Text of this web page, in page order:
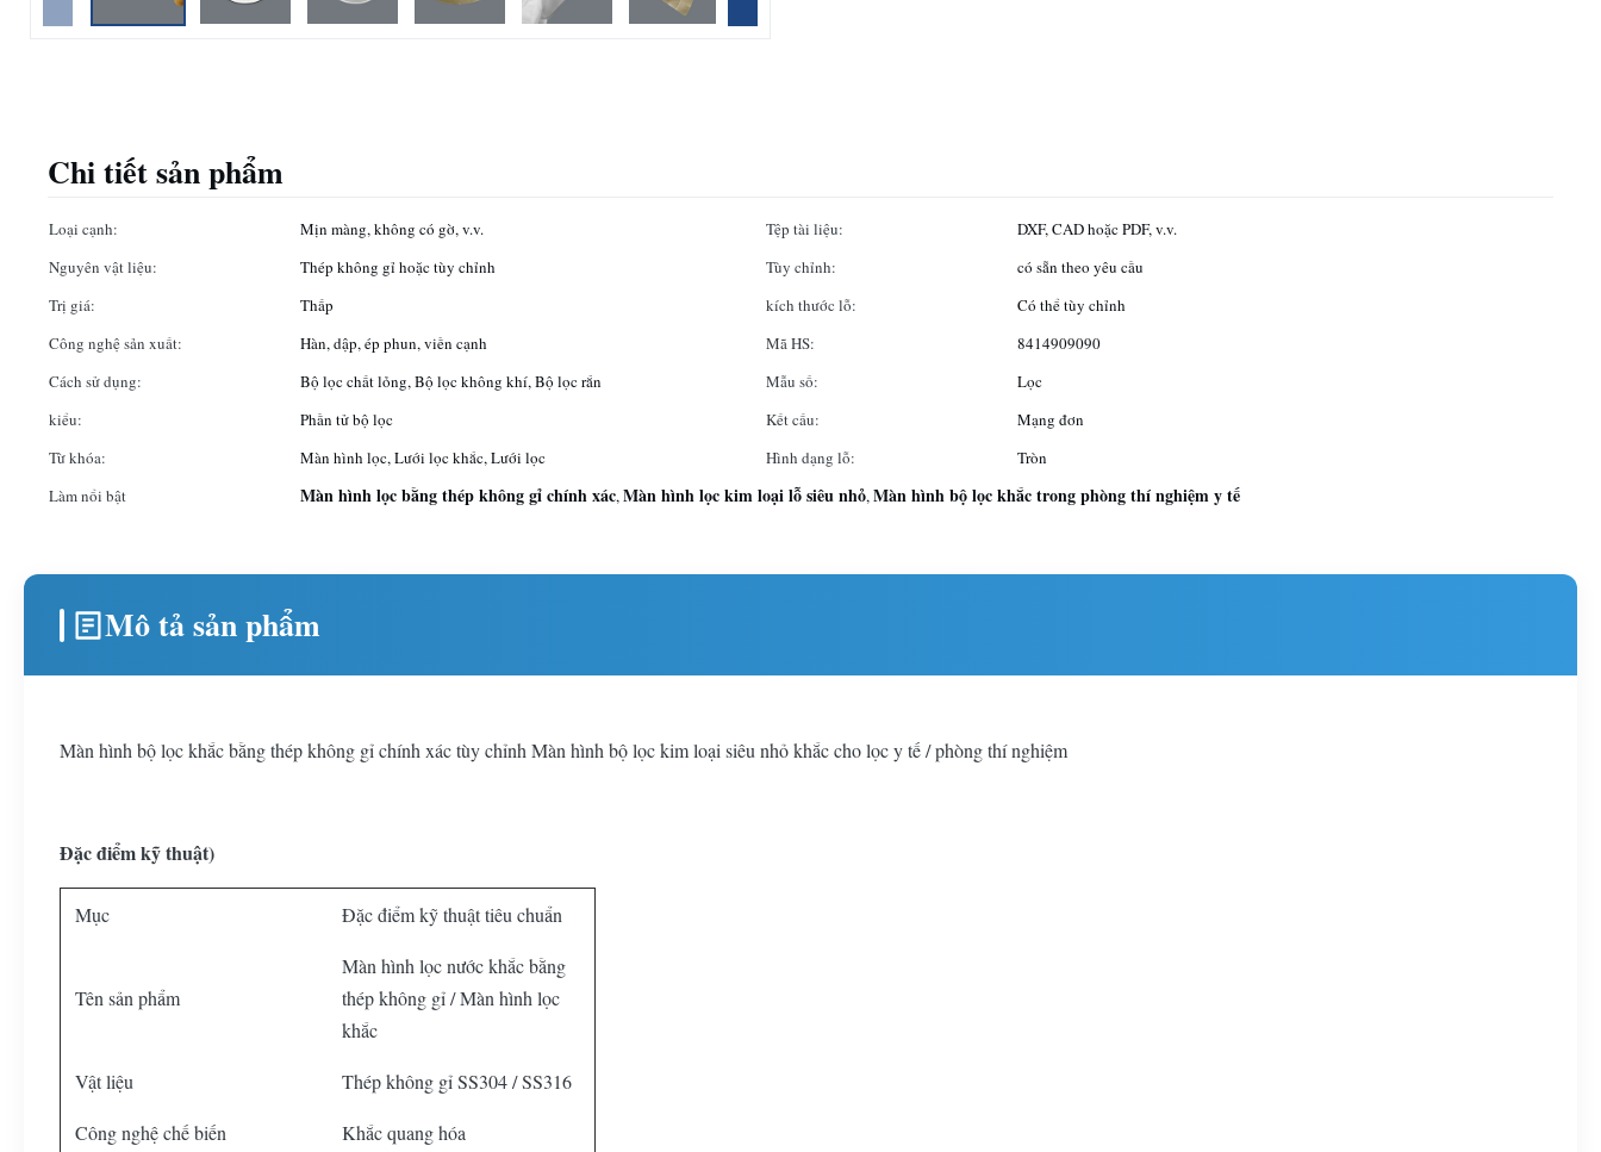
Chi tiết sản phẩm
Loại cạnh: Mịn màng, không có gờ, v.v. Tệp tài liệu:
DXF, CAD hoặc PDF, v.v.
Nguyên vật liệu:
Thép không gỉ hoặc tùy chỉnh Tùy chỉnh:
có sẵn theo yêu cầu
Trị giá:
Thấp kích thước lỗ:
Có thể tùy chỉnh
Công nghệ sản xuất:
Hàn, dập, ép phun, viền cạnh Mã HS:
8414909090
Cách sử dụng:
Bộ lọc chất lỏng, Bộ lọc không khí, Bộ lọc rắn Mẫu số:
Lọc
kiểu:
Phần tử bộ lọc Kết cấu:
Mạng đơn
Từ khóa:
Màn hình lọc, Lưới lọc khắc, Lưới lọc Hình dạng lỗ:
Tròn
Làm nổi bật
Màn hình lọc bằng thép không gỉ chính xác,Màn hình lọc kim loại lỗ siêu nhỏ,Màn hình bộ lọc khắc trong phòng thí nghiệm y tế
Mô tả sản phẩm
Màn hình bộ lọc khắc bằng thép không gỉ chính xác tùy chỉnh Màn hình bộ lọc kim loại siêu nhỏ khắc cho lọc y tế / phòng thí nghiệm
Đặc điểm kỹ thuật)
Mục Đặc điểm kỹ thuật tiêu chuẩn
Tên sản phẩm
Màn hình lọc nước khắc bằng
thép không gỉ / Màn hình lọc
khắc
Vật liệu Thép không gỉ SS304 / SS316
Công nghệ chế biến Khắc quang hóa